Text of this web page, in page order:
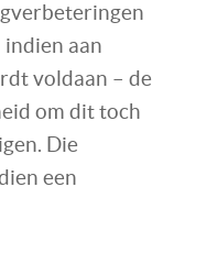
indien aan
voldaan – de
om dit toch
Die
een